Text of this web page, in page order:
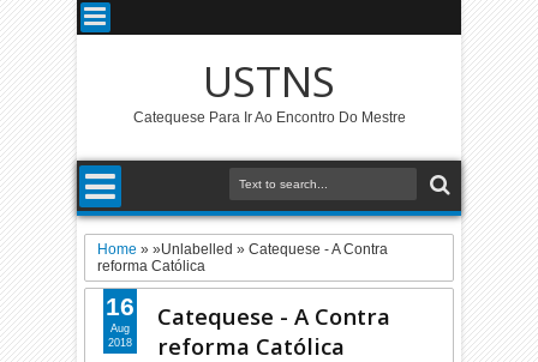
USTNS
Catequese Para Ir Ao Encontro Do Mestre
Home » »Unlabelled »Catequese - A Contra
reforma Católica
Catequese - A Contra
reforma Católica
16
Aug
2018